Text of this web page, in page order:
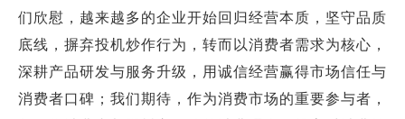
们欣慰，越来越多的企业开始回归经营本质，坚守品质
底线，摒弃投机炒作行为，转而以消费者需求为核心，
深耕产品研发与服务升级，用诚信经营赢得市场信任与
消费者口碑；我们期待，作为消费市场的重要参与者，